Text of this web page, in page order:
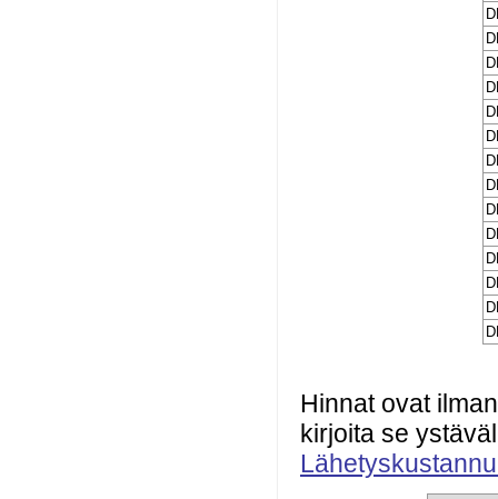
Hinnat ovat
kirjoita se